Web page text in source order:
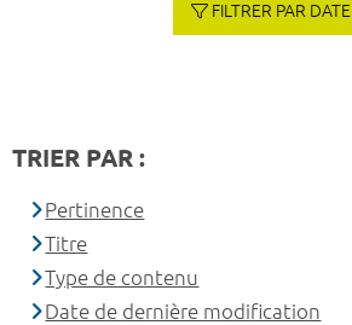
FILTRER PAR DATE
TRIER PAR :
Pertinence
Titre
Type de contenu
Date de dernière modification